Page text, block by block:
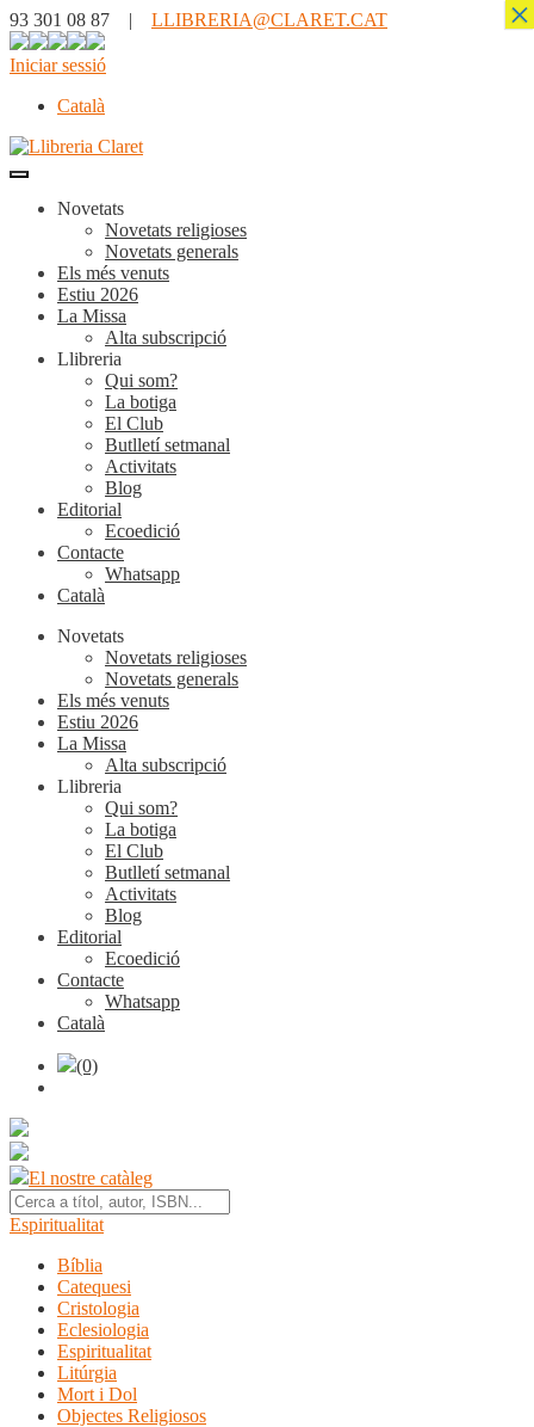
93 301 08 87 | LLIBRERIA@CLARET.CAT
Iniciar sessió
Català
Novetats
Novetats religioses
Novetats generals
Els més venuts
Estiu 2026
La Missa
Alta subscripció
Llibreria
Qui som?
La botiga
El Club
Butlletí setmanal
Activitats
Blog
Editorial
Ecoedició
Contacte
Whatsapp
Català
Novetats
Novetats religioses
Novetats generals
Els més venuts
Estiu 2026
La Missa
Alta subscripció
Llibreria
Qui som?
La botiga
El Club
Butlletí setmanal
Activitats
Blog
Editorial
Ecoedició
Contacte
Whatsapp
Català
(0)
El nostre catàleg
Espiritualitat
Bíblia
Catequesi
Cristologia
Eclesiologia
Espiritualitat
Litúrgia
Mort i Dol
Objectes Religiosos
×